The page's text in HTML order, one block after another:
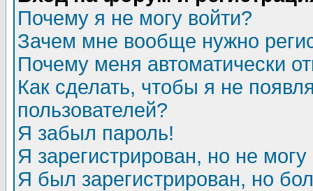
Почему я не могу войти?
Зачем мне вообще нужно
Почему меня автоматически
Как сделать, чтобы я не
пользователей?
Я забыл пароль!
Я зарегистрирован, но не могу
Я был зарегистрирован, но